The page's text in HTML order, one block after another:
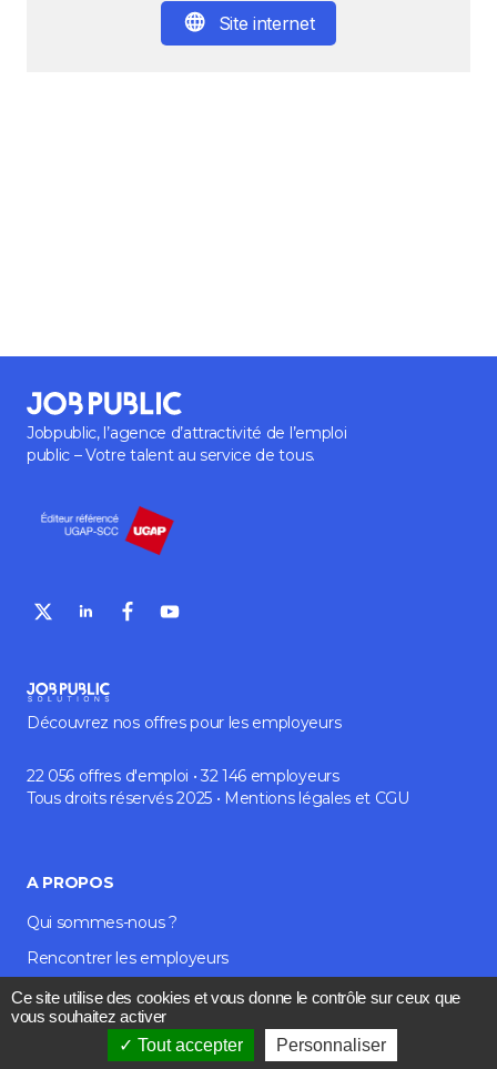
Site internet
Jobpublic, l’agence d’attractivité de l’emploi
public – Votre talent au service de tous.
Découvrez nos offres pour les employeurs
22 056 offres d'emploi • 32 146 employeurs
Tous droits réservés 2025 • Mentions légaleset CGU
A PROPOS
Qui sommes-nous ?
Rencontrer les employeurs
Média et blog
Contact
Ce site utilise des cookies et vous donne le contrôle sur ceux que
vous souhaitez activer
Tout accepter
Personnaliser